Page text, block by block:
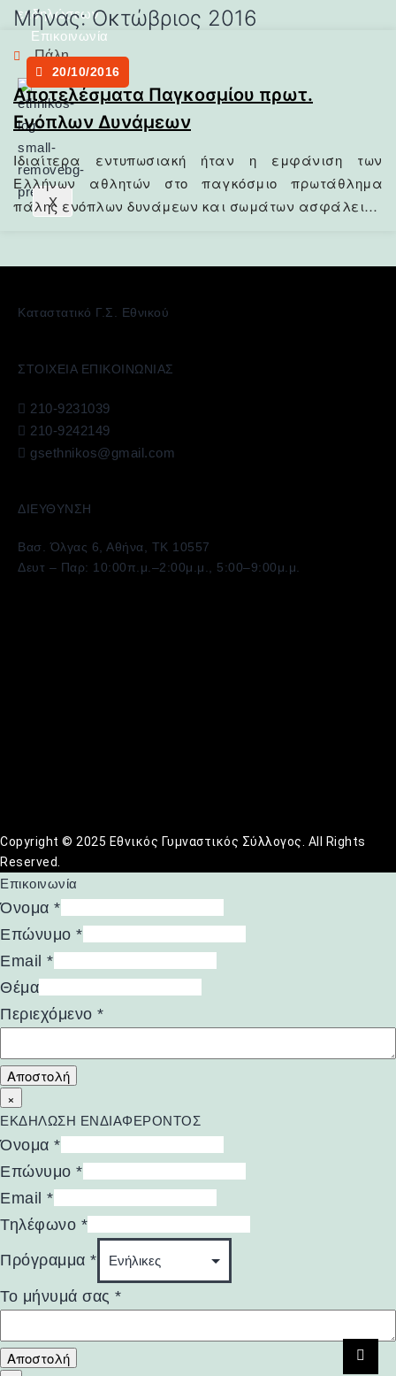
εκδηλώσεων
Επικοινωνία
X
Μήνας:Οκτώβριος 2016
20/10/2016
Πάλη
Αποτελέσματα Παγκοσμίου πρωτ.
Ενόπλων Δυνάμεων
Ιδιαίτερα εντυπωσιακή ήταν η εμφάνιση των
Ελλήνων αθλητών στο παγκόσμιο πρωτάθλημα
πάλης ενόπλων δυνάμεων και σωμάτων ασφάλειας
την καλύτερη επίδοση από όλη την αποστολή της…
Καταστατικό Γ.Σ. Εθνικού
ΣΤΟΙΧΕΙΑ ΕΠΙΚΟΙΝΩΝΙΑΣ
210-9231039
210-9242149
gsethnikos@gmail.com
ΔΙΕΥΘΥΝΣΗ
Βασ. Όλγας 6, Αθήνα, ΤΚ 10557
Δευτ – Παρ: 10:00π.μ.–2:00μ.μ., 5:00–9:00μ.μ.
Copyright © 2025 Εθνικός Γυμναστικός Σύλλογος. All Rights
Reserved.
Επικοινωνία
Όνομα *
Επώνυμο *
Email *
Θέμα
Περιεχόμενο *
Αποστολή
×
ΕΚΔΗΛΩΣΗ ΕΝΔΙΑΦΕΡΟΝΤΟΣ
Όνομα *
Επώνυμο *
Email *
Τηλέφωνο *
Πρόγραμμα *
Το μήνυμά σας *
Αποστολή